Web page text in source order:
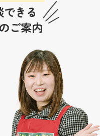
できる
のご案内